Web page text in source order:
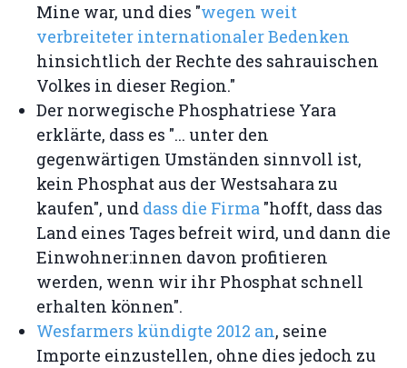
Mine war, und dies "wegen weit
verbreiteter internationaler Bedenken
hinsichtlich der Rechte des sahrauischen
Volkes in dieser Region."
Der norwegische Phosphatriese Yara
erklärte, dass es "... unter den
gegenwärtigen Umständen sinnvoll ist,
kein Phosphat aus der Westsahara zu
kaufen", und dass die Firma "hofft, dass das
Land eines Tages befreit wird, und dann die
Einwohner:innen davon profitieren
werden, wenn wir ihr Phosphat schnell
erhalten können".
Wesfarmers kündigte 2012 an, seine
Importe einzustellen, ohne dies jedoch zu